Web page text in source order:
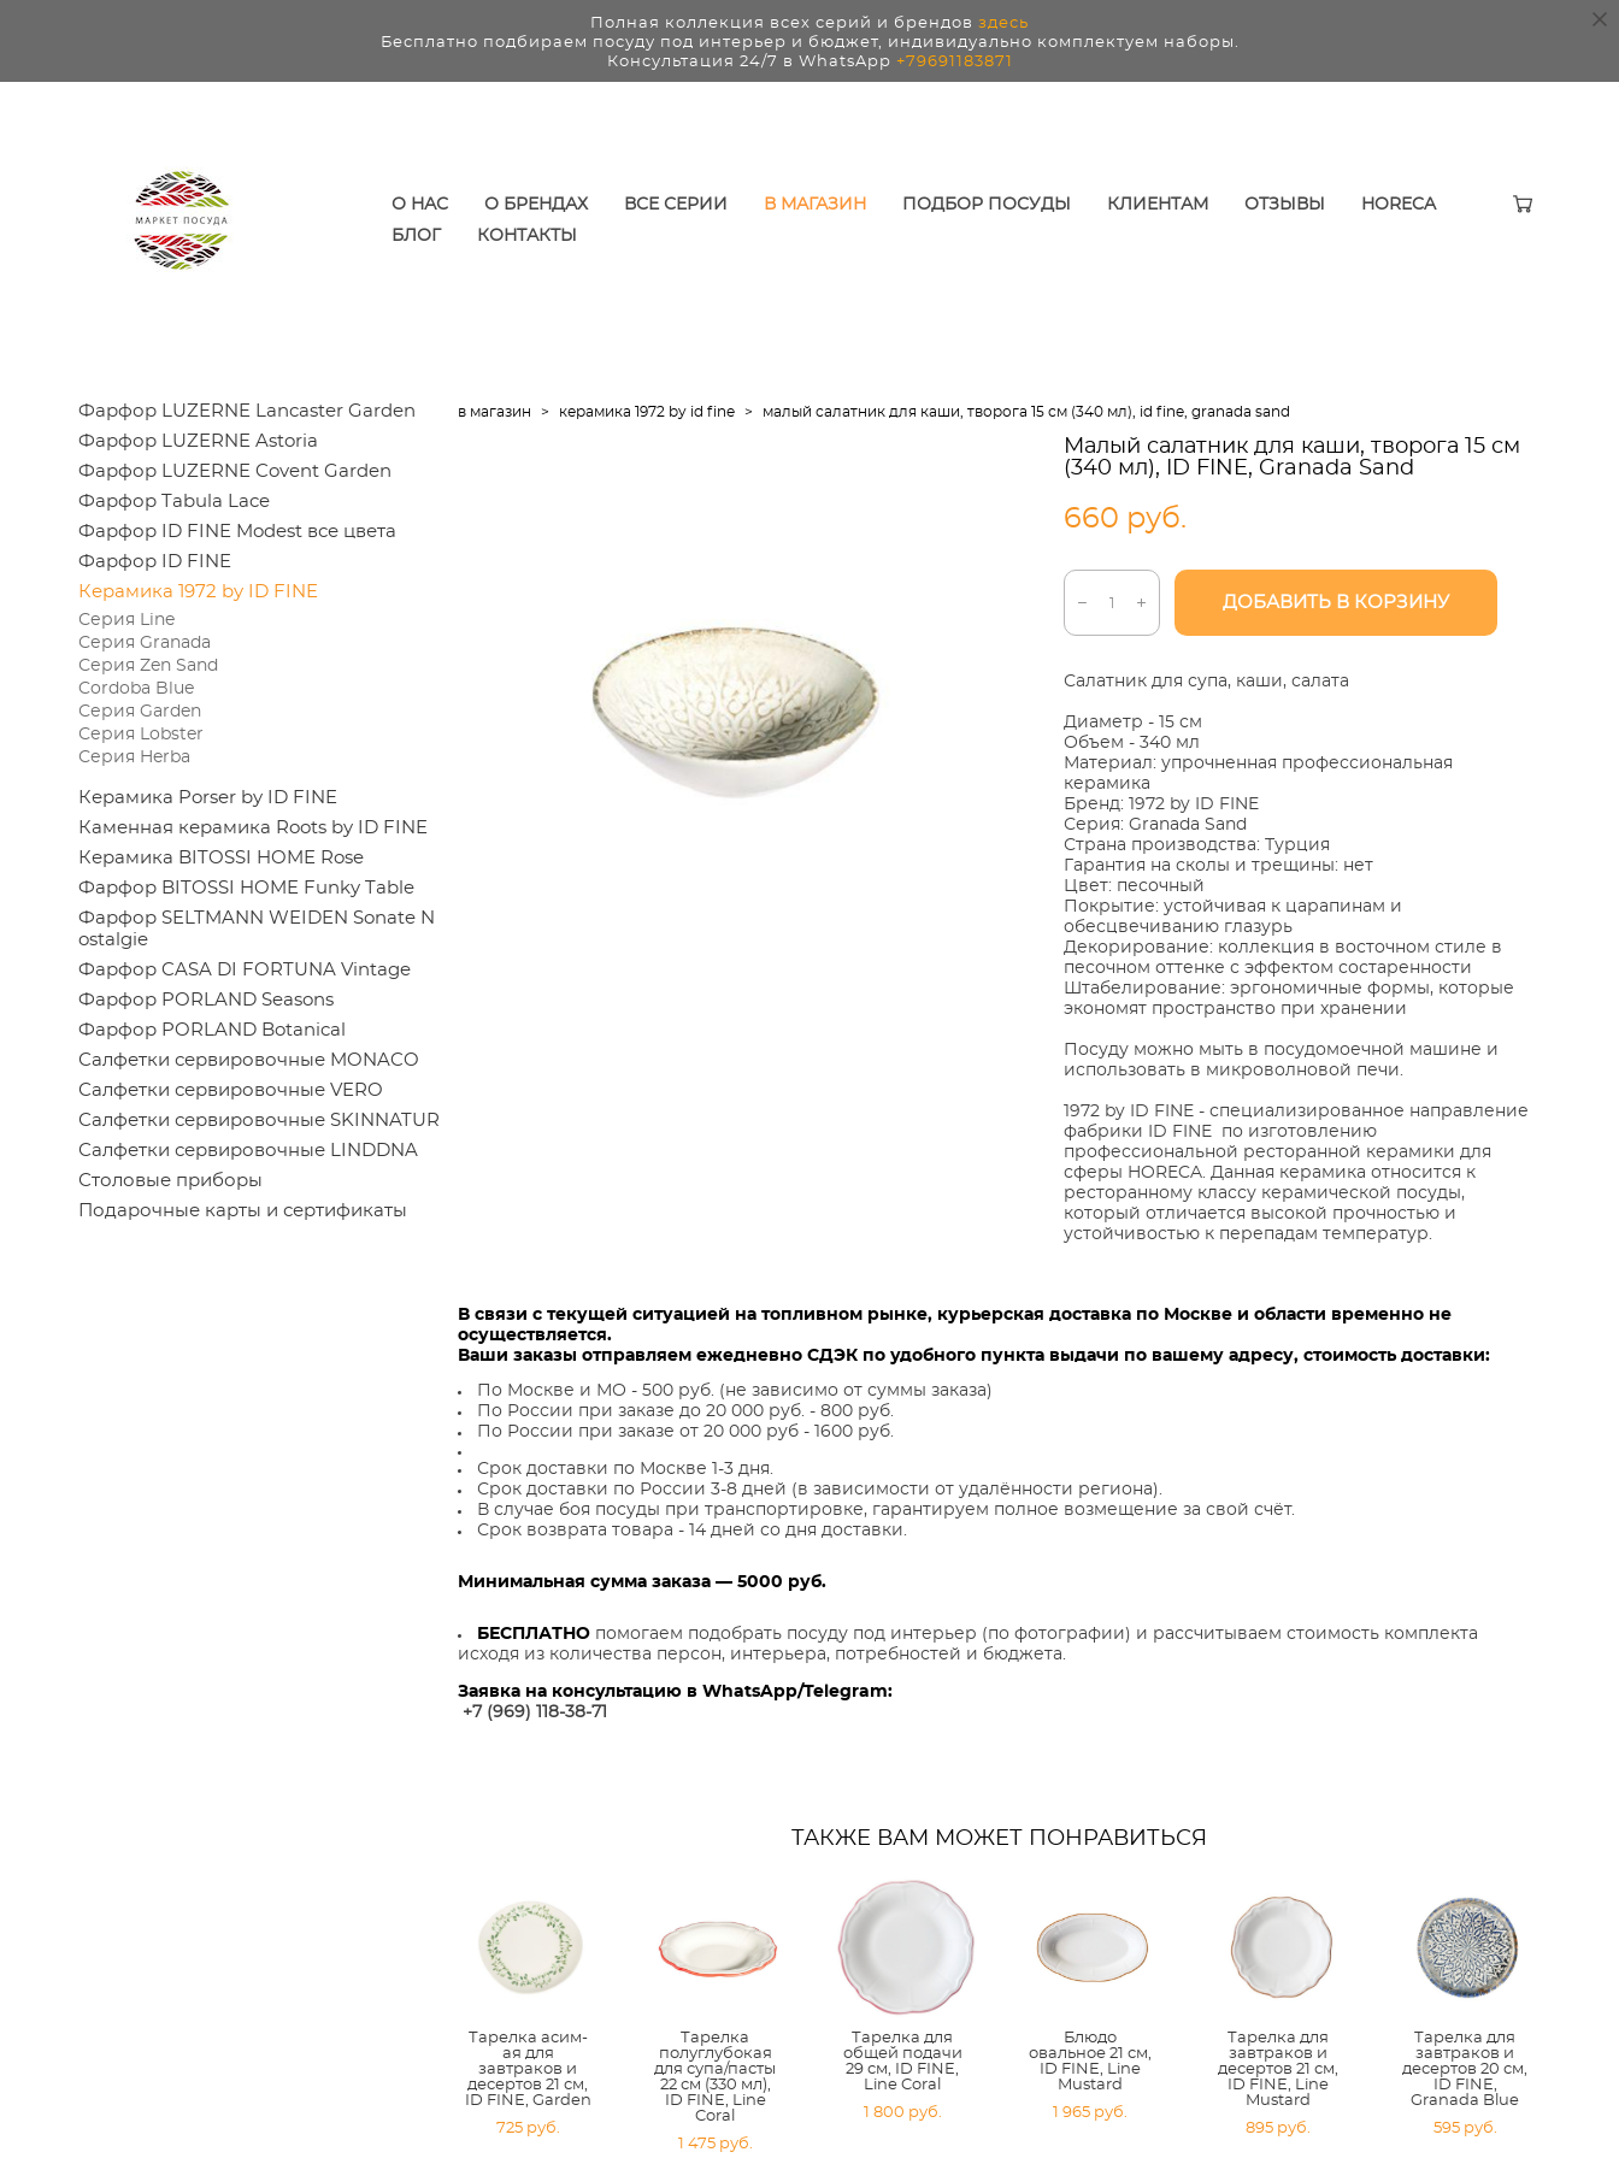
Полная коллекция всех серий и брендов здесь
Бесплатно подбираем посуду под интерьер и бюджет, индивидуально комплектуем наборы.
Консультация 24/7 в WhatsApp +79691183871
О НАС О БРЕНДАХ ВСЕ СЕРИИ В МАГАЗИН ПОДБОР ПОСУДЫ КЛИЕНТАМ ОТЗЫВЫ
HORECA
БЛОГ
КОНТАКТЫ
Фарфор LUZERNE Lancaster Garden
Фарфор LUZERNE Astoria
Фарфор LUZERNE Covent Garden
Фарфор Tabula Lace
Фарфор ID FINE Modest все цвета
Фарфор ID FINE
Керамика 1972 by ID FINE
Серия Line
Серия Granada
Серия Zen Sand
Cordoba Blue
Серия Garden
Серия Lobster
Серия Herba
Керамика Porser by ID FINE
Каменная керамика Roots by ID FINE
Керамика BITOSSI HOME Rose
Фарфор BITOSSI HOME Funky Table
Фарфор SELTMANN WEIDEN Sonate N
ostalgie
Фарфор CASA DI FORTUNA Vintage
Фарфор PORLAND Seasons
Фарфор PORLAND Botanical
Салфетки сервировочные MONACO
Салфетки сервировочные VERO
Салфетки сервировочные SKINNATUR
Салфетки сервировочные LINDDNA
Столовые приборы
Подарочные карты и сертификаты
в магазин > керамика 1972 by id fine > малый салатник для каши, творога 15 см (340 мл), id fine, granada sand
Малый салатник для каши, творога 15 см
(340 мл), ID FINE, Granada Sand
660 pуб.
ДОБАВИТЬ В КОРЗИНУ
Салатник для супа, каши, салата
Диаметр - 15 см
Объем - 340 мл
Материал: упрочненная профессиональная
керамика
Бренд: 1972 by ID FINE
Серия: Granada Sand
Страна производства: Турция
Гарантия на сколы и трещины: нет
Цвет: песочный
Покрытие: устойчивая к царапинам и
обесцвечиванию глазурь
Декорирование: коллекция в восточном стиле в
песочном оттенке с эффектом состаренности
Штабелирование: эргономичные формы, которые
экономят пространство при хранении
Посуду можно мыть в посудомоечной машине и
использовать в микроволновой печи.
1972 by ID FINE - специализированное направление
фабрики ID FINE по изготовлению
профессиональной ресторанной керамики для
сферы HORECA. Данная керамика относится к
ресторанному классу керамической посуды,
который отличается высокой прочностью и
устойчивостью к перепадам температур.
В связи с текущей ситуацией на топливном рынке, курьерская доставка по Москве и области временно не
осуществляется.
Ваши заказы отправляем ежедневно СДЭК по удобного пункта выдачи по вашему адресу, стоимость доставки:
По Москве и МО - 500 руб. (не зависимо от суммы заказа)
По России при заказе до 20 000 руб. - 800 руб.
По России при заказе от 20 000 руб - 1600 руб.
Срок доставки по Москве 1-3 дня.
Срок доставки по России 3-8 дней (в зависимости от удалённости региона).
В случае боя посуды при транспортировке, гарантируем полное возмещение за свой счёт.
Срок возврата товара - 14 дней со дня доставки.
Минимальная сумма заказа — 5000 руб.
БЕСПЛАТНО помогаем подобрать посуду под интерьер (по фотографии) и рассчитываем стоимость комплекта
исходя из количества персон, интерьера, потребностей и бюджета.
Заявка на консультацию в WhatsApp/Telegram:
+7 (969) 118-38-7
ТАКЖЕ ВАМ МОЖЕТ ПОНРАВИТЬСЯ
Тарелка асим-
ая для
завтраков и
десертов 21 см,
ID FINE, Garden
725 pуб.
Тарелка
полуглубокая
для супа/пасты
22 см (330 мл),
ID FINE, Line
Coral
1 475 pуб.
Тарелка для
общей подачи
29 см, ID FINE,
Line Coral
1 800 pуб.
Блюдо
овальное 21 см,
ID FINE, Line
Mustard
1 965 pуб.
Тарелка для
завтраков и
десертов 21 см,
ID FINE, Line
Mustard
895 pуб.
Тарелка для
завтраков и
десертов 20 см,
ID FINE,
Granada Blue
595 pуб.